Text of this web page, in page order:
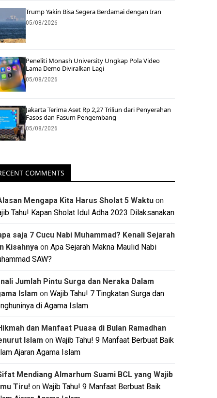
Trump Yakin Bisa Segera Berdamai dengan Iran
05/08/2026
Peneliti Monash University Ungkap Pola Video
Lama Demo Diviralkan Lagi
05/08/2026
Jakarta Terima Aset Rp 2,27 Triliun dari Penyerahan
Fasos dan Fasum Pengembang
05/08/2026
COMMENTS
Mengapa Kita Harus Sholat 5 Waktu on
Tahu! Kapan Sholat Idul Adha 2023 Dilaksanakan
saja 7 Cucu Nabi Muhammad? Kenali Sejarah
Kisahnya on Apa Sejarah Makna Maulid Nabi
SAW?
Jumlah Pintu Surga dan Neraka Dalam
Islam on Wajib Tahu! 7 Tingkatan Surga dan
di Agama Islam
dan Manfaat Puasa di Bulan Ramadhan
Islam on Wajib Tahu! 9 Manfaat Berbuat Baik
Ajaran Agama Islam
Mendiang Almarhum Suami BCL yang Wajib
Tiru! on Wajib Tahu! 9 Manfaat Berbuat Baik